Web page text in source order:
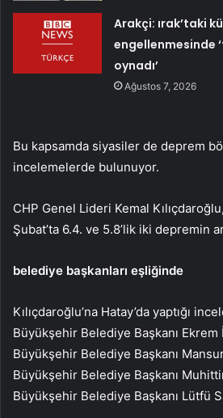
Arakçi: ırak’taki
engellenmesinde
oynadı’
Ağustos 7, 2026
Bu kapsamda siyasiler de deprem
incelemelerde bulunuyor.
CHP Genel Lideri Kemal
Şubat’ta 6.4. ve 5.8’lik iki depremin
belediye başkanları eşliğinde
Kılıçdaroğlu’na Hatay’da yaptığı
Büyükşehir Belediye Başkanı
Büyükşehir Belediye Başkanı
Büyükşehir Belediye Başkanı
Büyükşehir Belediye Başkanı Lütfü